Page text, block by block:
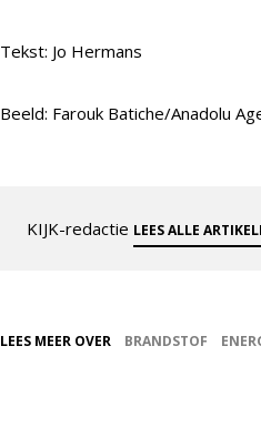
Tekst: Jo Hermans
Beeld: Farouk Batiche/Anadolu
KIJK-redactie LEES ALLE
LEES MEER OVER BRANDSTOF